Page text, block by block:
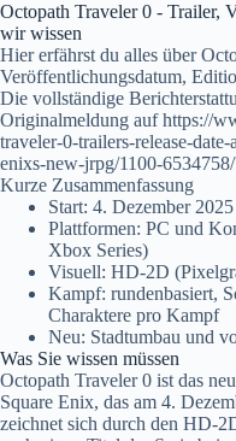
Octopath Traveler 0 - Trailer,
wir wissen
Hier erfährst du alles über
Veröffentlichungsdatum,
Die vollständige
Originalmeldung auf https://
traveler-0-trailers-release-
enixs-new-jrpg/1100-
Kurze Zusammenfassung
Start: 4. Dezember 2025
Plattformen: PC und
Xbox Series)
Visuell: HD-2D
Kampf: rundenbasiert,
Charaktere pro Kampf
Neu: Stadtumbau und
Was Sie wissen müssen
Octopath Traveler 0 ist das
Square Enix, das am 4.
zeichnet sich durch den HD-